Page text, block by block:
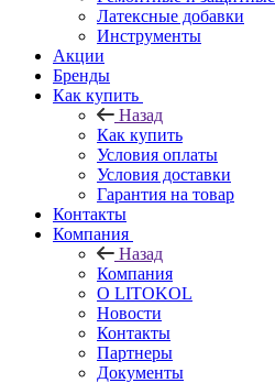
Латексные добавки
Инструменты
Акции
Бренды
Как купить
Назад
Как купить
Условия оплаты
Условия доставки
Гарантия на товар
Контакты
Компания
Назад
Компания
О LITOKOL
Новости
Контакты
Партнеры
Документы